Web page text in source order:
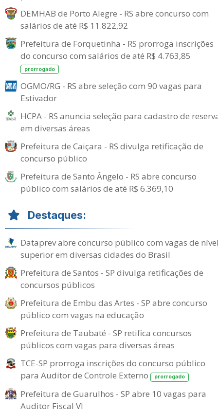
DEMHAB de Porto Alegre - RS abre concurso com
salários de até R$ 11.822,92
Prefeitura de Forquetinha - RS prorroga inscrições
do concurso com salários de até R$ 4.763,85
prorrogado
OGMO/RG - RS abre seleção com 90 vagas para
Estivador
HCPA - RS anuncia seleção para cadastro de
em diversas áreas
Prefeitura de Caiçara - RS divulga retificação de
concurso público
Prefeitura de Santo Ângelo - RS abre concurso
público com salários de até R$ 6.369,10
Destaques:
Dataprev abre concurso público com vagas de
superior em diversas cidades do Brasil
Prefeitura de Santos - SP divulga retificações de
concursos públicos
Prefeitura de Embu das Artes - SP abre concurso
público com vagas na educação
Prefeitura de Taubaté - SP retifica concursos
públicos com vagas para diversas áreas
TCE-SP prorroga inscrições do concurso público
para Auditor de Controle Externo
prorrogado
Prefeitura de Guarulhos - SP abre 10 vagas para
Auditor Fiscal VI